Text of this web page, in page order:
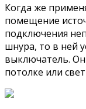
Когда же
помещение
подключения
шнура, то в ней
выключатель.
потолке или